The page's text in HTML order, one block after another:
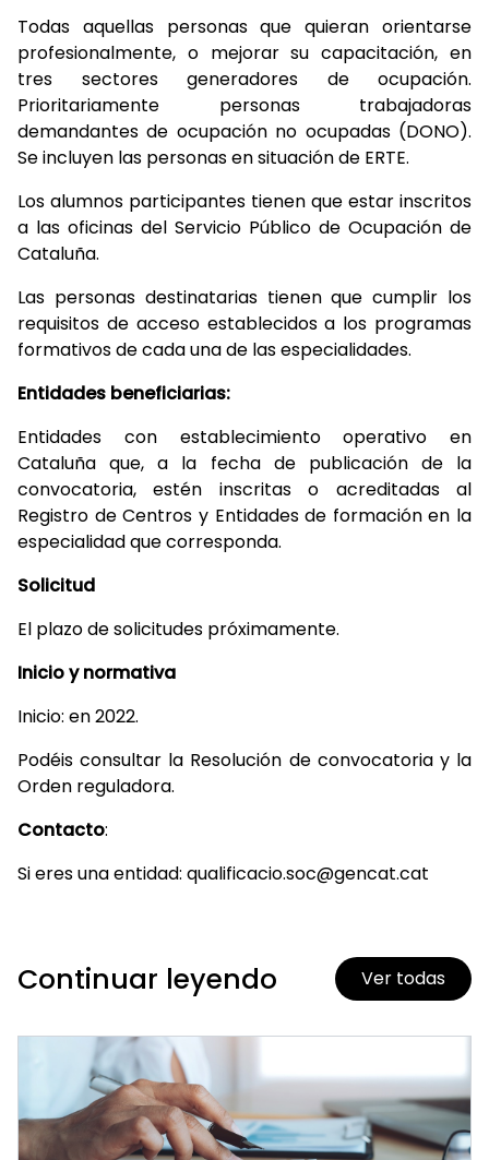
Todas aquellas personas que quieran orientarse
profesionalmente, o mejorar su capacitación, en
tres sectores generadores de ocupación.
Prioritariamente personas trabajadoras
demandantes de ocupación no ocupadas (DONO).
Se incluyen las personas en situación de ERTE.
Los alumnos participantes tienen que estar inscritos
a las oficinas del Servicio Público de Ocupación de
Cataluña.
Las personas destinatarias tienen que cumplir los
requisitos de acceso establecidos a los programas
formativos de cada una de las especialidades.
Entidades beneficiarias:
Entidades con establecimiento operativo en
Cataluña que, a la fecha de publicación de la
convocatoria, estén inscritas o acreditadas al
Registro de Centros y Entidades de formación en la
especialidad que corresponda.
Solicitud
El plazo de solicitudes próximamente.
Inicio y normativa
Inicio: en 2022.
Podéis consultar la Resolución de convocatoria y la
Orden reguladora.
Contacto:
Si eres una entidad: qualificacio.soc@gencat.cat
Continuar leyendo Ver todas